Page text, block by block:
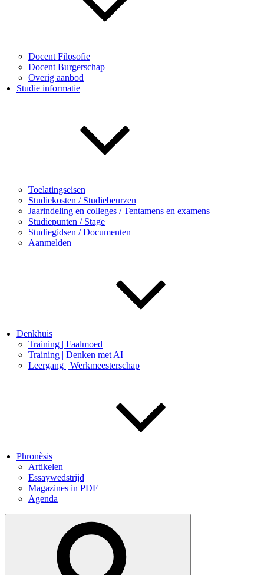
Docent Filosofie
Docent Burgerschap
Overig aanbod
Studie informatie
Toelatingseisen
Studiekosten / Studiebeurzen
Jaarindeling en colleges / Tentamens en examens
Studiepunten / Stage
Studiegidsen / Documenten
Aanmelden
Denkhuis
Training | Faalmoed
Training | Denken met AI
Leergang | Werkmeesterschap
Phronèsis
Artikelen
Essaywedstrijd
Magazines in PDF
Agenda